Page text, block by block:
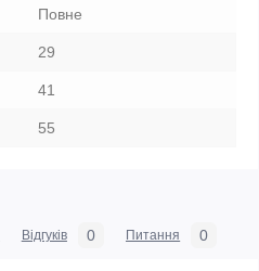
Повне
29
41
55
Відгуків 0 Питання 0